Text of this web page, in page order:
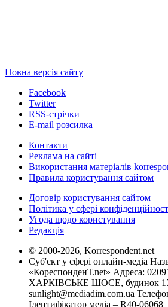
Повна версія сайту
Facebook
Twitter
RSS-стрічки
E-mail розсилка
Контакти
Реклама на сайті
Використання матеріалів
Правила користування сайтом
Договір користування сайтом
Політика у сфері
Угода щодо користування
Редакція
© 2000-2026, Korrespondent.net
Суб'єкт у сфері онлайн-медіа
«КореспонденТ.net» Адреса:
ХАРКІВСЬКЕ ШОСЕ, будинок
sunlight@mediadim.com.ua
Ідентифікатор медіа – R40-06068